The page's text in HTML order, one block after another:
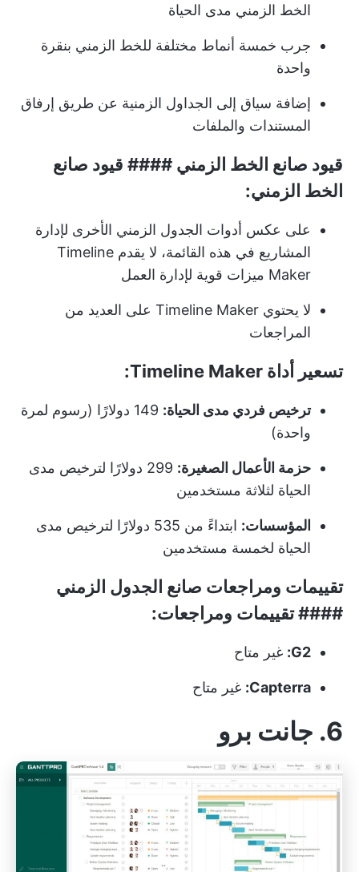
الخط الزمني مدى الحياة
جرب خمسة أنماط مختلفة للخط الزمني بنقرة
واحدة
إضافة سياق إلى الجداول الزمنية عن طريق إرفاق
المستندات والملفات
قيود صانع الخط الزمني #### قيود صانع
الخط الزمني:
على عكس أدوات الجدول الزمني الأخرى لإدارة
المشاريع في هذه القائمة، لا يقدم Timeline
Maker ميزات قوية لإدارة العمل
لا يحتوي Timeline Maker على العديد من
المراجعات
تسعير أداة Timeline Maker:
ترخيص فردي مدى الحياة:
149 دولارًا (رسوم لمرة
واحدة)
حزمة الأعمال الصغيرة:
299 دولارًا لترخيص مدى
الحياة لثلاثة مستخدمين
المؤسسات:
ابتداءً من 535 دولارًا لترخيص مدى
الحياة لخمسة مستخدمين
تقييمات ومراجعات صانع الجدول الزمني
#### تقييمات ومراجعات:
G2: غير متاح
Capterra: غير متاح
6. جانت برو